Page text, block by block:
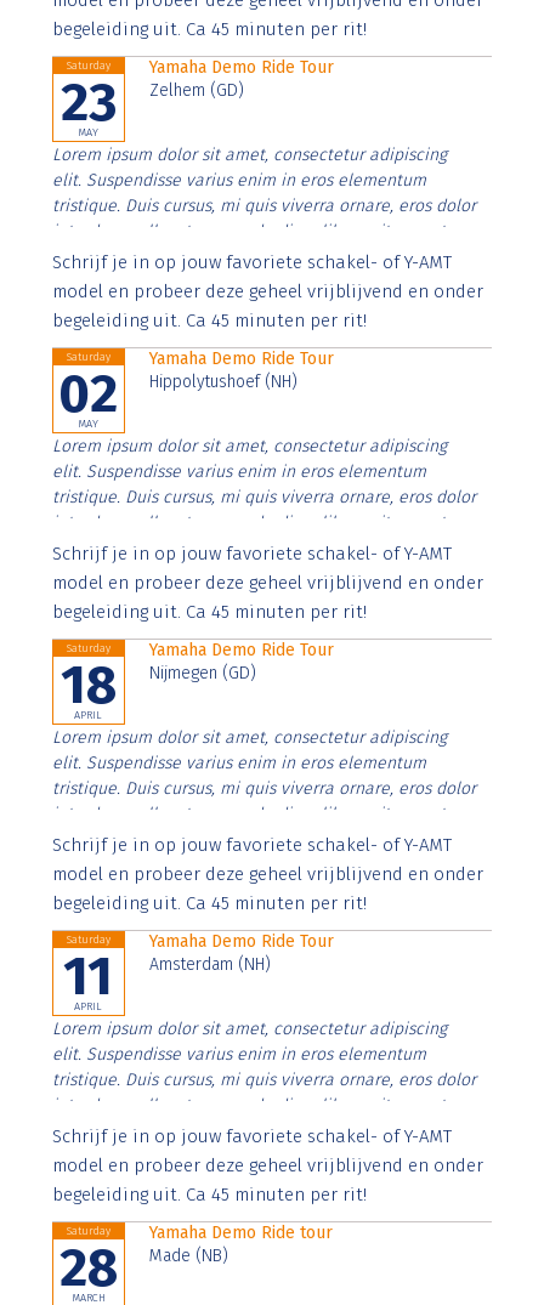
begeleiding uit. Ca 45 minuten per rit!
Saturday
23
MAY
Yamaha Demo Ride Tour
Zelhem (GD)
Lorem ipsum dolor sit amet, consectetur adipiscing
elit. Suspendisse varius enim in eros elementum
tristique. Duis cursus, mi quis viverra ornare, eros dolor
interdum nulla, ut commodo diam libero vitae erat.
Aenean faucibus nibh et justo cursus id rutrum lorem
imperdiet. Nunc ut sem vitae risus tristique posuere.
Schrijf je in op jouw favoriete schakel- of Y-AMT
model en probeer deze geheel vrijblijvend en onder
begeleiding uit. Ca 45 minuten per rit!
Saturday
02
MAY
Yamaha Demo Ride Tour
Hippolytushoef (NH)
Lorem ipsum dolor sit amet, consectetur adipiscing
elit. Suspendisse varius enim in eros elementum
tristique. Duis cursus, mi quis viverra ornare, eros dolor
interdum nulla, ut commodo diam libero vitae erat.
Aenean faucibus nibh et justo cursus id rutrum lorem
imperdiet. Nunc ut sem vitae risus tristique posuere.
Schrijf je in op jouw favoriete schakel- of Y-AMT
model en probeer deze geheel vrijblijvend en onder
begeleiding uit. Ca 45 minuten per rit!
Saturday
18
APRIL
Yamaha Demo Ride Tour
Nijmegen (GD)
Lorem ipsum dolor sit amet, consectetur adipiscing
elit. Suspendisse varius enim in eros elementum
tristique. Duis cursus, mi quis viverra ornare, eros dolor
interdum nulla, ut commodo diam libero vitae erat.
Aenean faucibus nibh et justo cursus id rutrum lorem
imperdiet. Nunc ut sem vitae risus tristique posuere.
Schrijf je in op jouw favoriete schakel- of Y-AMT
model en probeer deze geheel vrijblijvend en onder
begeleiding uit. Ca 45 minuten per rit!
Saturday
11
APRIL
Yamaha Demo Ride Tour
Amsterdam (NH)
Lorem ipsum dolor sit amet, consectetur adipiscing
elit. Suspendisse varius enim in eros elementum
tristique. Duis cursus, mi quis viverra ornare, eros dolor
interdum nulla, ut commodo diam libero vitae erat.
Aenean faucibus nibh et justo cursus id rutrum lorem
imperdiet. Nunc ut sem vitae risus tristique posuere.
Schrijf je in op jouw favoriete schakel- of Y-AMT
model en probeer deze geheel vrijblijvend en onder
begeleiding uit. Ca 45 minuten per rit!
Saturday
28
MARCH
Yamaha Demo Ride tour
Made (NB)